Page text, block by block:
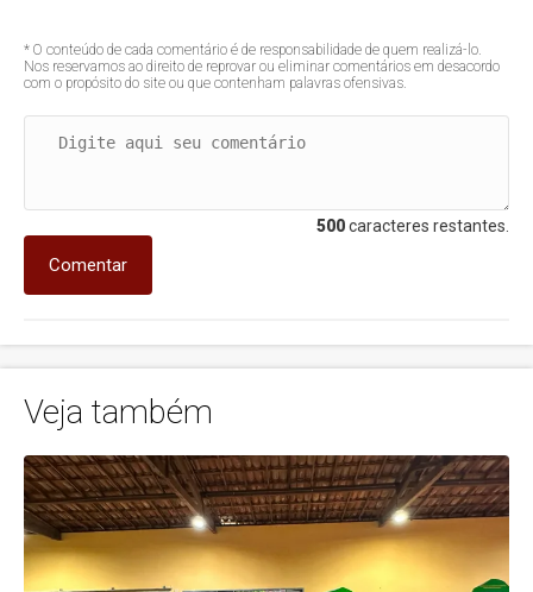
* O conteúdo de cada comentário é de responsabilidade de quem realizá-lo.
Nos reservamos ao direito de reprovar ou eliminar comentários em desacordo
com o propósito do site ou que contenham palavras ofensivas.
500caracteres restantes.
Comentar
Veja também